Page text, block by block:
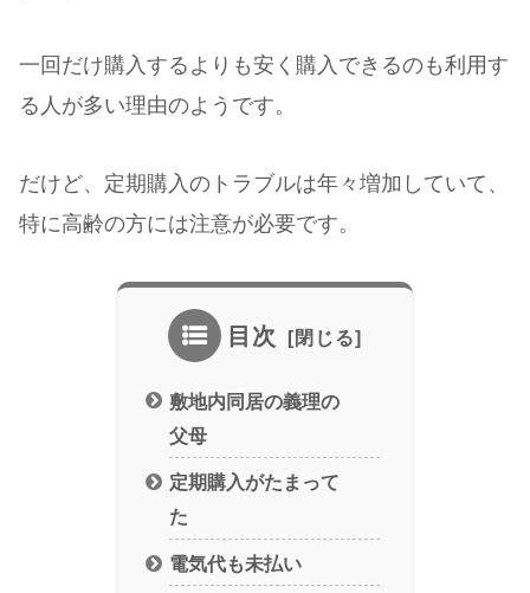
一回だけ購入するよりも安く購入できるのも利用す
る人が多い理由のようです。
だけど、定期購入のトラブルは年々増加していて、
特に高齢の方には注意が必要です。
目次
敷地内同居の義理の
父母
定期購入がたまって
た
電気代も未払い